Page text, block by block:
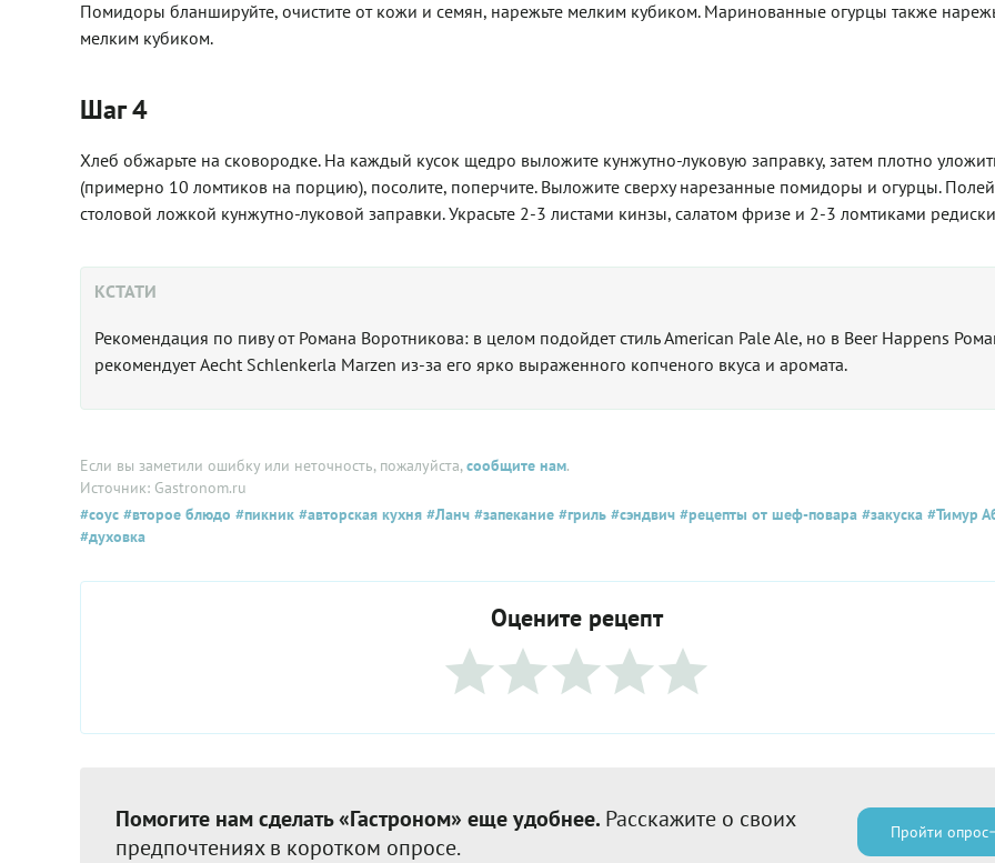
Помидоры бланшируйте, очистите от кожи и семян, нарежьте мелким кубиком. Маринованные огурцы также
мелким кубиком.
Шаг 4
Хлеб обжарьте на сковородке. На каждый кусок щедро выложите кунжутно-луковую заправку, затем плотно
(примерно 10 ломтиков на порцию), посолите, поперчите. Выложите сверху нарезанные помидоры и огурцы.
столовой ложкой кунжутно-луковой заправки. Украсьте 2-3 листами кинзы, салатом фризе и 2-3 ломтиками
КСТАТИ
Рекомендация по пиву от Романа Воротникова: в целом подойдет стиль American Pale Ale, но в Beer Happens
рекомендует Aecht Schlenkerla Marzen из-за его ярко выраженного копченого вкуса и аромата.
Если вы заметили ошибку или неточность, пожалуйста,сообщите нам.
Источник: Gastronom.ru
#соус #второе блюдо #пикник #авторская кухня #Ланч #запекание #гриль #сэндвич #рецепты от шеф-повара #закуска #Тимур
#духовка
Оцените рецепт
Помогите нам сделать «Гастроном» еще удобнее. Расскажите о своих
предпочтениях в коротком опросе.
Пройти опрос